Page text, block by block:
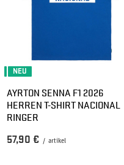
NEU
AYRTON SENNA F1 2026
HERREN T-SHIRT NACIONAL
RINGER
57,90 € / artikel